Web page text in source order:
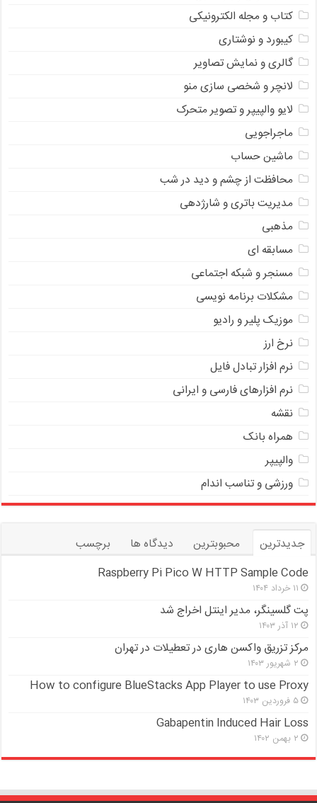
کتاب و مجله الکترونیکی
کیبورد و نوشتاری
گالری و نمایش تصاویر
لانچر و شخصی سازی منو
لایو والپیپر و تصویر متحرک
ماجراجویی
ماشین حساب
محافظت از چشم و دید در شب
مدیریت باتری و شارژدهی
مذهبی
مسابقه ای
مسنجر و شبکه اجتماعی
مشکلات برنامه نویسی
موزیک پلیر و رادیو
نرخ ارز
ﻧﺮﻡ ﺍﻓﺰﺍﺭ ﺗﺒﺎﺩﻝ ﻓﺎﻳﻞ
نرم افزارهای فارسی و ایرانی
نقشه
همراه بانک
والپیپر
ورزشی و تناسب اندام
جدیدترین محبوبترین دیدگاه ها
برچسب
Raspberry Pi Pico W HTTP Sample Code
۱۱ خرداد ۱۴۰۴
پت گلسینگر، مدیر اینتل اخراج شد
۱۲ آذر ۱۴۰۳
مرکز تزریق واکسن هاری در تعطیلات در تهران
۲ شهریور ۱۴۰۳
How to configure BlueStacks App Player to use Proxy
۵ فروردین ۱۴۰۳
Gabapentin Induced Hair Loss
۲ بهمن ۱۴۰۲